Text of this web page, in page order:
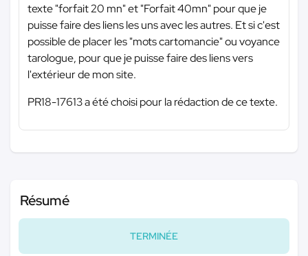
texte "forfait 20 mn" et "Forfait 40mn" pour que je
puisse faire des liens les uns avec les autres. Et si c'est
possible de placer les "mots cartomancie" ou voyance
tarologue, pour que je puisse faire des liens vers
l'extérieur de mon site.
PR18-17613 a été choisi pour la rédaction de ce texte.
Résumé
TERMINÉE